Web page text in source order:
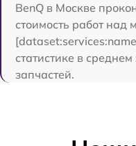
BenQ в Москве
стоимость работ над
статистике в
запчастей.